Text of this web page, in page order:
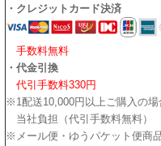
・クレジットカード決済
手数料無料
・代金引換
代引手数料330円
※1配送10,000円以上ご購入の場
当社負担（代引手数料無料）
※メール便・ゆうパケット便商